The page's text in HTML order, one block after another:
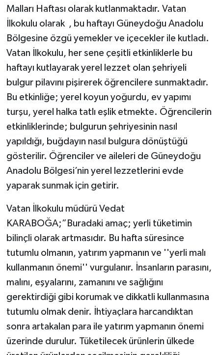
Malları Haftası olarak kutlanmaktadır. Vatan
İlkokulu olarak , bu haftayı Güneydoğu Anadolu
Bölgesine özgü yemekler ve içecekler ile kutladı.
Vatan İlkokulu, her sene çeşitli etkinliklerle bu
haftayı kutlayarak yerel lezzet olan şehriyeli
bulgur pilavını pişirerek öğrencilere sunmaktadır.
Bu etkinliğe; yerel koyun yoğurdu, ev yapımı
turşu, yerel halka tatlı eşlik etmekte. Öğrencilerin
etkinliklerinde; bulgurun şehriyesinin nasıl
yapıldığı, buğdayın nasıl bulgura dönüştüğü
gösterilir. Öğrenciler ve aileleri de Güneydoğu
Anadolu Bölgesi’nin yerel lezzetlerini evde
yaparak sunmak için getirir.
Vatan İlkokulu müdürü Vedat
KARABOĞA;”Buradaki amaç; yerli tüketimin
bilinçli olarak artmasıdır. Bu hafta süresince
tutumlu olmanın, yatırım yapmanın ve ''yerli malı
kullanmanın önemi'' vurgulanır. İnsanların parasını,
malını, eşyalarını, zamanını ve sağlığını
gerektirdiği gibi korumak ve dikkatli kullanmasına
tutumlu olmak denir. İhtiyaçlara harcandıktan
sonra artakalan para ile yatırım yapmanın önemi
üzerinde durulur. Tüketilecek ürünlerin ülkede